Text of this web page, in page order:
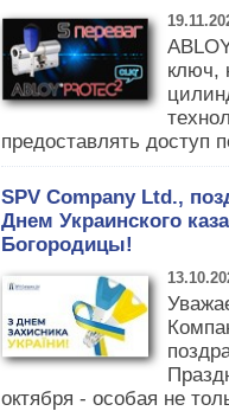
ключ,
предоставлять доступ
SPV Company Ltd.,
Днем Украинского
Богородицы!
октября - особая не